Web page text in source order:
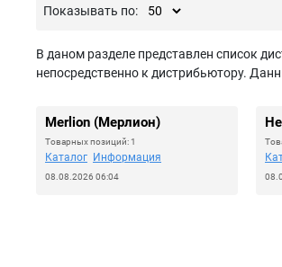
Показывать по:
В даном разделе представлен список
непосредственно к дистрибьютору.
Merlion (Мерлион)
Товарных позиций: 1
Каталог Информация
08.08.2026 06:04